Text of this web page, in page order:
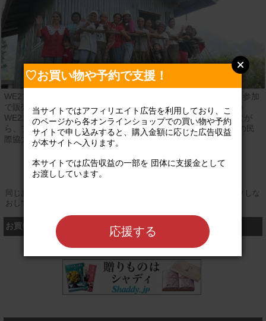
WE21ジャパンは、市民の皆さんからの物品寄付をボランティア参加
で販売するチャリティショップ「WEショップ」を運営する37の
WE21地域NPOと連携し、資源のリユース・リサイクルを進めなが
ら、フィリピン等アジアを中心とした世界約30か国の人びととの民
際協力を行っています。
公式サイト
同じお買い物やお申し込みを複数回行う場合は、そのたびにクリックしな
おしてください
お買い物するなら、こちら
シャディ
♡お買い物や予約で支援！
当サイトではアフィリエイト広告を利用しており、こ
のページから各オンラインショップでの買い物や予約
サイトで申し込みすると、購入金額に応じた広告収益
が本サイトへ入ります。
本サイトでは広告収益の一部を 団体に支援金として
お渡ししています。
応援する